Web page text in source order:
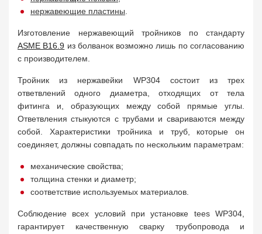
нержавеющие пластины
Изготовление нержавеющий тройников по стандарту
ASME B16.9 из болванок возможно лишь по согласованию
с производителем.
Тройник из нержавейки WP304 состоит из трех
ответвлений одного диаметра, отходящих от тела
фитинга и, образующих между собой прямые углы.
Ответвления стыкуются с трубами и свариваются между
собой. Характеристики тройника и труб, которые он
соединяет, должны совпадать по нескольким параметрам:
механические свойства;
толщина стенки и диаметр;
соответствие используемых материалов.
Соблюдение всех условий при установке tees WP304,
гарантирует качественную сварку трубопровода и